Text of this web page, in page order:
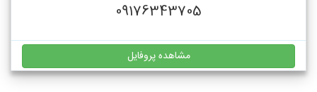
09176343705
مشاهده پروفایل